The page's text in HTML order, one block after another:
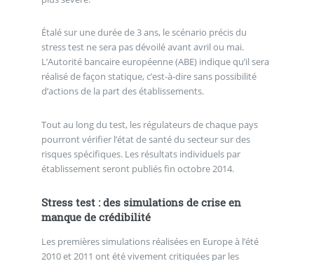
Étalé sur une durée de 3 ans, le scénario précis du
stress test ne sera pas dévoilé avant avril ou mai.
L’Autorité bancaire européenne (ABE) indique qu’il sera
réalisé de façon statique, c’est-à-dire sans possibilité
d’actions de la part des établissements.
Tout au long du test, les régulateurs de chaque pays
pourront vérifier l’état de santé du secteur sur des
risques spécifiques. Les résultats individuels par
établissement seront publiés fin octobre 2014.
Stress test : des simulations de crise en
manque de crédibilité
Les premières simulations réalisées en Europe à l’été
2010 et 2011 ont été vivement critiquées par les